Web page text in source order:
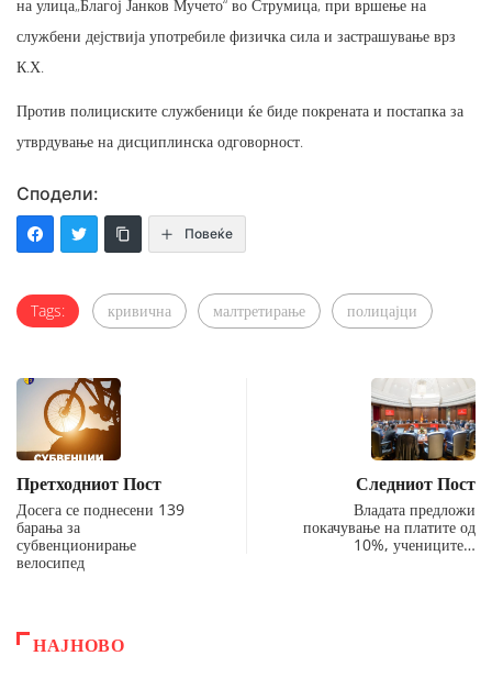
на улица„Благој Јанков Мучето“ во Струмица, при вршење на
службени дејствија употребиле физичка сила и застрашување врз
К.Х.
Против полициските службеници ќе биде покрената и постапка за
утврдување на дисциплинска одговорност.
Сподели:
Повеќе
Tags: кривична малтретирање полицајци
Претходниот Пост
Досега се поднесени 139
барања за
субвенционирање
велосипед
Следниот Пост
Владата предложи
покачување на платите од
10%, учениците…
НАЈНОВО